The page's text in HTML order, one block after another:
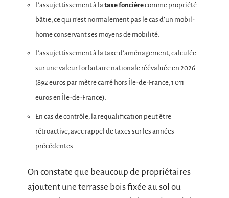
L’assujettissement à la taxe foncièrecomme propriété
bâtie, ce qui n’est normalement pas le cas d’un mobil-
home conservant ses moyens de mobilité.
L’assujettissement à la taxe d’aménagement, calculée
sur une valeur forfaitaire nationale réévaluée en 2026
(892 euros par mètre carré hors Île-de-France, 1 011
euros en Île-de-France).
En cas de contrôle, la requalification peut être
rétroactive, avec rappel de taxes sur les années
précédentes.
On constate que beaucoup de propriétaires
ajoutent une terrasse bois fixée au sol ou